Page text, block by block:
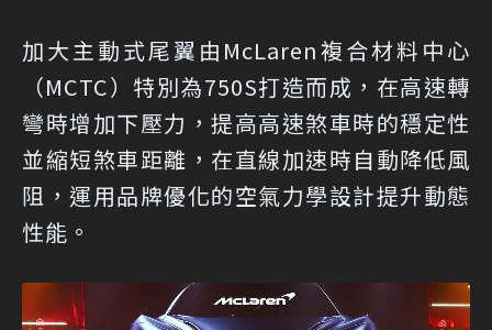
加大主動式尾翼由McLaren複合材料中心
（MCTC）特別為750S打造而成，在高速轉
彎時增加下壓力，提高高速煞車時的穩定性
並縮短煞車距離，在直線加速時自動降低風
阻，運用品牌優化的空氣力學設計提升動態
性能。